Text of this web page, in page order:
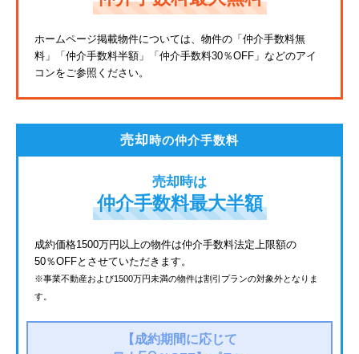
東武東上線
JR鶴見線
京成金町線
ホームページ掲載物件については、物件の「仲介手数料無
料」
「仲介手数料半額」「仲介手数料30％OFF」などのアイ
コンをご参照ください。
売却時の仲介手数料
売却時は
仲介手数料最大半額
成約価格1500万円以上の物件は仲介手数料法定上限額の
50％OFFとさせていただきます。
※事業不動産および1500万円未満の物件は割引プランの対象外となりま
す。
【成約期間に応じて